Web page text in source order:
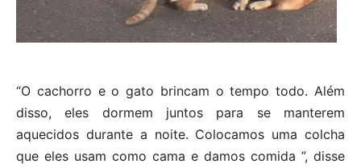
“O cachorro e o gato brincam o tempo todo. Além
disso, eles dormem juntos para se manterem
aquecidos durante a noite. Colocamos uma colcha
que eles usam como cama e damos comida ”, disse